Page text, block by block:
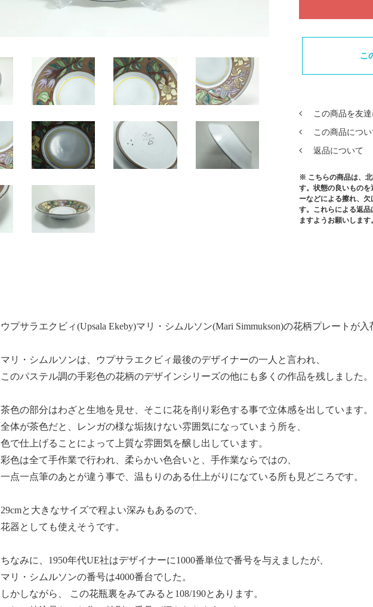
こ
この商品を友
この商品につ
返品について
※ こちらの商品は、
す。状態の良いもの
ーなどによる擦れ、
す。これらによる返
ますようお願いします。
ウプサラエクビィ(Upsala Ekeby)マリ・シムルソン(Mari Simmukson)の花柄プレートが入
マリ・シムルソンは、ウプサラエクビィ最後のデザイナーの一人と言われ、
このパステル調の手彩色の花柄のデザインシリーズの他にも多くの作品を残しました。
茶色の部分はわざと生地を見せ、そこに花を削り彩色する事で立体感を出しています。
全体が茶色だと、レンガの様な垢抜けない雰囲気になっていまう所を、
色で仕上げることによって上質な雰囲気を醸し出しています。
彩色は全て手作業で行われ、柔らかい色合いと、手作業ならではの、
一点一点筆のあとが違う事で、温もりのある仕上がりになている所も見どころです。
29cmと大きなサイズで程よい深みもあるので、
花器としても使えそうです。
ちなみに、1950年代UE社はデザイナーに1000番単位で番号を与えましたが、
マリ・シムルソンの番号は4000番台でした。
しかしながら、 この花瓶裏をみてみると108/190とあります。